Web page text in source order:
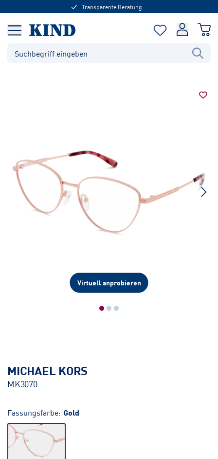
Transparente Beratung
Virtuell anprobieren
MICHAEL KORS
MK3070
Fassungsfarbe: Gold